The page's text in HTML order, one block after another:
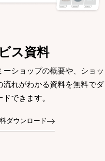
ス資料
ーショップの概要や、ショッ
流れがわかる資料を無料でダ
ドできます。
ダウンロード